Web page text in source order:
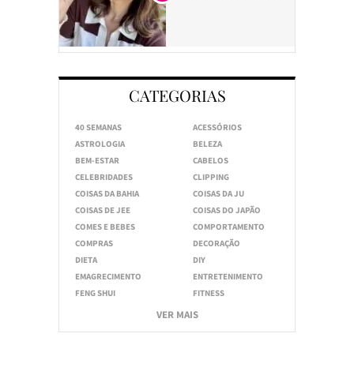
CATEGORIAS
40 SEMANAS
ACESSÓRIOS
ASTROLOGIA
BELEZA
BEM-ESTAR
CABELOS
CELEBRIDADES
CLIPPING
COISAS DA BAHIA
COISAS DA JU
COISAS DE JEE
COISAS DO JAPÃO
COMES E BEBES
COMPORTAMENTO
COMPRAS
DECORAÇÃO
DIETA
DIY
EMAGRECIMENTO
ENTRETENIMENTO
FENG SHUI
FITNESS
VER MAIS